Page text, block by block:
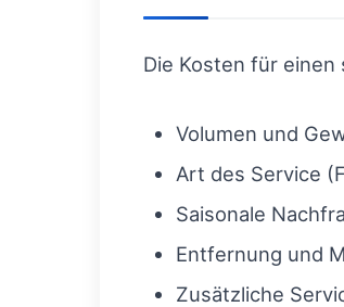
Die Kosten für
Volumen und
Art des Service
Saisonale
Entfernung und
Zusätzliche